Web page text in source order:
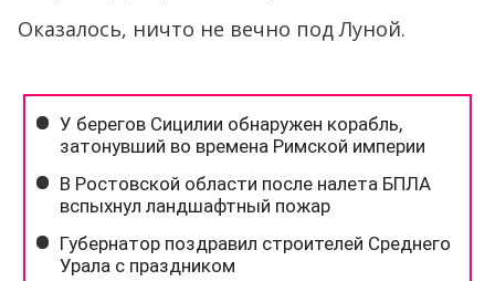
Оказалось, ничто не вечно под Луной.